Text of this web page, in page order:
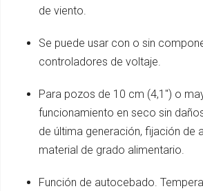
de viento.
Se puede usar con o sin
controladores de voltaje.
Para pozos de 10 cm (4,1'') o
funcionamiento en seco sin
de última generación, fijación de
material de grado alimentario.
Función de autocebado.